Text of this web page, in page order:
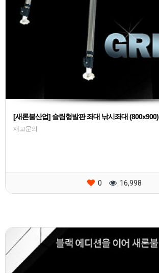
[새론불산업] 슬림형발판 좌대 낚시좌대 (800x900)
재고문의
0 16,998